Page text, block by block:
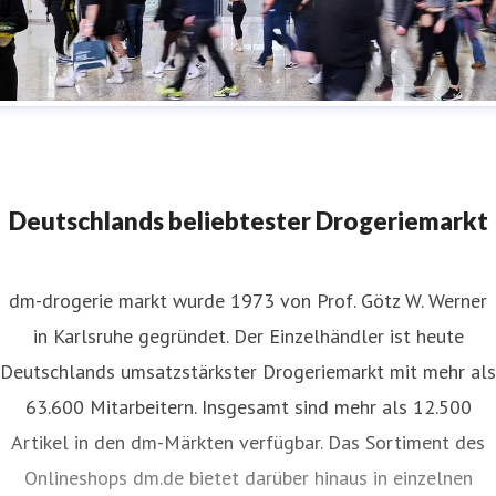
Deutschlands beliebtester Drogeriemarkt
dm-drogerie markt wurde 1973 von Prof. Götz W. Werner
in Karlsruhe gegründet. Der Einzelhändler ist heute
Deutschlands umsatzstärkster Drogeriemarkt mit mehr als
63.600 Mitarbeitern. Insgesamt sind mehr als 12.500
Artikel in den dm-Märkten verfügbar. Das Sortiment des
Onlineshops dm.de bietet darüber hinaus in einzelnen